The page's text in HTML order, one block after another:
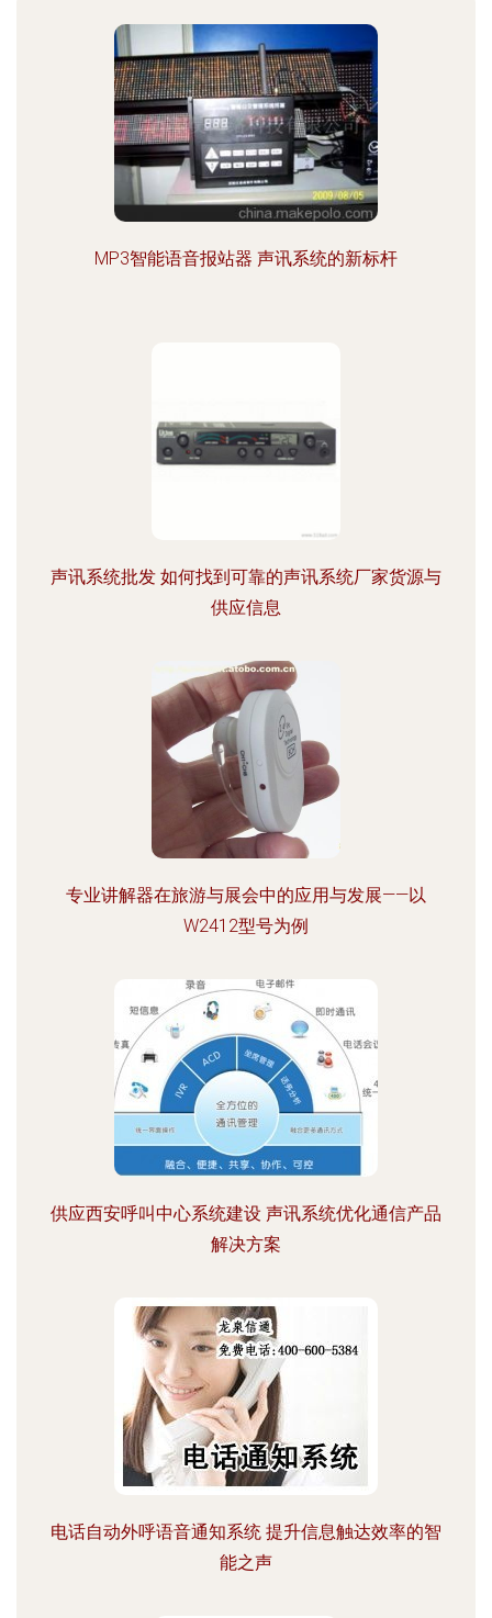
MP3智能语音报站器 声讯系统的新标杆
声讯系统批发 如何找到可靠的声讯系统厂家货源与
供应信息
专业讲解器在旅游与展会中的应用与发展——以
W2412型号为例
供应西安呼叫中心系统建设 声讯系统优化通信产品
解决方案
电话自动外呼语音通知系统 提升信息触达效率的智
能之声